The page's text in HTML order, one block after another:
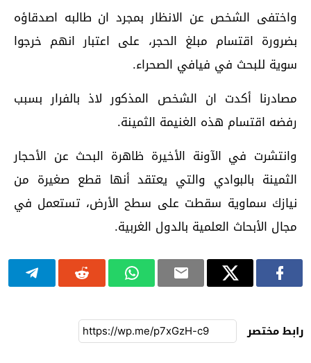
واختفى الشخص عن الانظار بمجرد ان طالبه اصدقاؤه
بضرورة اقتسام مبلغ الحجر، على اعتبار انهم خرجوا
سوية للبحث في فيافي الصحراء.
مصادرنا أكدت ان الشخص المذكور لاذ بالفرار بسبب
رفضه اقتسام هذه الغنيمة الثمينة.
وانتشرت في الآونة الأخيرة ظاهرة البحث عن الأحجار
الثمينة بالبوادي والتي يعتقد أنها قطع صغيرة من
نيازك سماوية سقطت على سطح الأرض، تستعمل في
مجال الأبحاث العلمية بالدول الغربية.
رابط مختصر